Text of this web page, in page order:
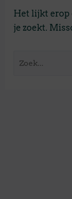
Het lijkt erop
je zoekt.